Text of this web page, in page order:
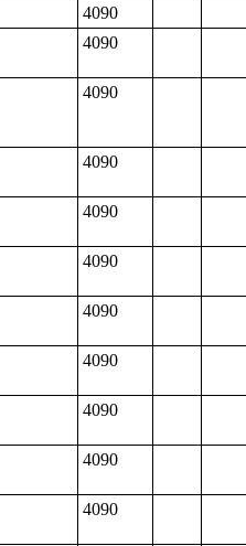
4090
4090
4090
4090
4090
4090
4090
4090
4090
4090
4090